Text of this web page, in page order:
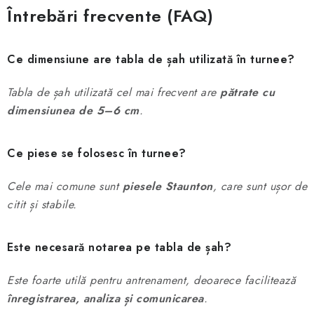
Întrebări frecvente (FAQ)
Ce dimensiune are tabla de șah utilizată în turnee?
Tabla de șah utilizată cel mai frecvent are pătrate cu
dimensiunea de 5–6 cm.
Ce piese se folosesc în turnee?
Cele mai comune suntpiesele Staunton, care sunt ușor de
citit și stabile.
Este necesară notarea pe tabla de șah?
Este foarte utilă pentru antrenament, deoarece facilitează
înregistrarea, analiza și comunicarea.